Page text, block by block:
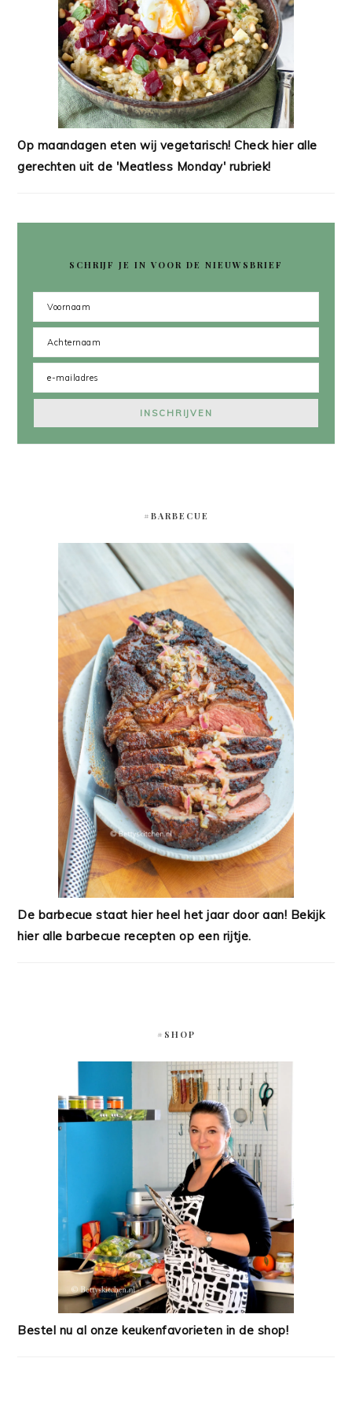
Op maandagen eten wij vegetarisch! Check hier alle
gerechten uit de 'Meatless Monday' rubriek!
SCHRIJF JE IN VOOR DE NIEUWSBRIEF
#BARBECUE
De barbecue staat hier heel het jaar door aan! Bekijk
hier alle barbecue recepten op een rijtje.
#SHOP
Bestel nu al onze keukenfavorieten in de shop!